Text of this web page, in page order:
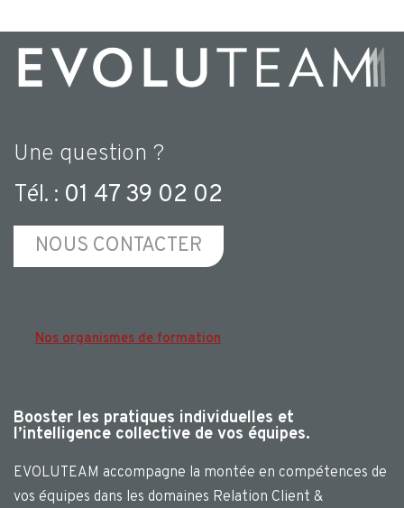
Une question ?
Tél. : 01 47 39 02 02
NOUS CONTACTER
Nos organismes de formation
Booster les pratiques individuelles et
l’intelligence collective de vos équipes.
EVOLUTEAM accompagne la montée en compétences de
vos équipes dans les domaines Relation Client &